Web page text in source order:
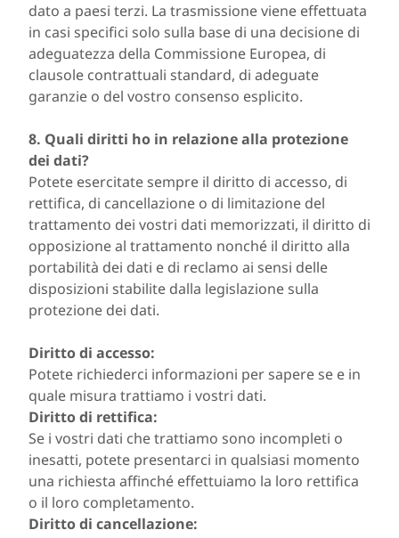
dato a paesi terzi. La trasmissione viene effettuata
in casi specifici solo sulla base di una decisione di
adeguatezza della Commissione Europea, di
clausole contrattuali standard, di adeguate
garanzie o del vostro consenso esplicito.
8. Quali diritti ho in relazione alla protezione
dei dati?
Potete esercitate sempre il diritto di accesso, di
rettifica, di cancellazione o di limitazione del
trattamento dei vostri dati memorizzati, il diritto di
opposizione al trattamento nonché il diritto alla
portabilità dei dati e di reclamo ai sensi delle
disposizioni stabilite dalla legislazione sulla
protezione dei dati.
Diritto di accesso:
Potete richiederci informazioni per sapere se e in
quale misura trattiamo i vostri dati.
Diritto di rettifica:
Se i vostri dati che trattiamo sono incompleti o
inesatti, potete presentarci in qualsiasi momento
una richiesta affinché effettuiamo la loro rettifica
o il loro completamento.
Diritto di cancellazione: